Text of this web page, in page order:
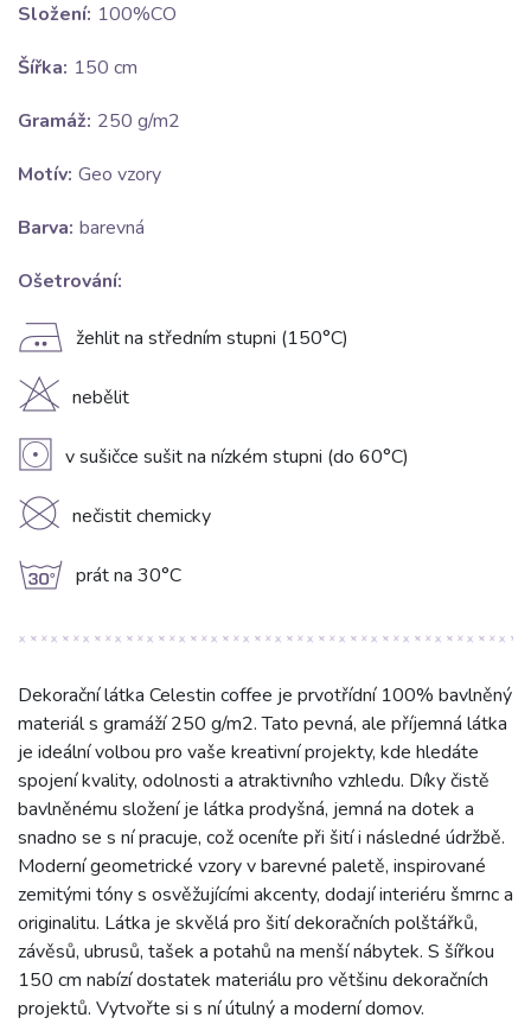
Složení: 100%CO
Šířka: 150 cm
Gramáž: 250 g/m2
Motív: Geo vzory
Barva: barevná
Ošetrování:
E žehlit na středním stupni (150°C)
H nebělit
V v sušičce sušit na nízkém stupni (do 60°C)
K nečistit chemicky
g prát na 30°C
Dekorační látka Celestin coffee je prvotřídní 100% bavlněný
materiál s gramáží 250 g/m2. Tato pevná, ale příjemná látka
je ideální volbou pro vaše kreativní projekty, kde hledáte
spojení kvality, odolnosti a atraktivního vzhledu. Díky čistě
bavlněnému složení je látka prodyšná, jemná na dotek a
snadno se s ní pracuje, což oceníte při šití i následné údržbě.
Moderní geometrické vzory v barevné paletě, inspirované
zemitými tóny s osvěžujícími akcenty, dodají interiéru šmrnc a
originalitu. Látka je skvělá pro šití dekoračních polštářků,
závěsů, ubrusů, tašek a potahů na menší nábytek. S šířkou
150 cm nabízí dostatek materiálu pro většinu dekoračních
projektů. Vytvořte si s ní útulný a moderní domov.